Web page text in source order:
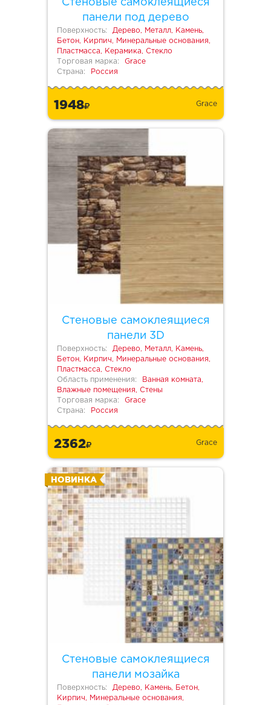
Стеновые самоклеящиеся
панели под дерево
Поверхность:
Дерево, Металл, Камень,
Бетон, Кирпич, Минеральные основания,
Пластмасса, Керамика, Стекло
Торговая марка:
Grace
Страна:
Россия
1948 Grace
Стеновые самоклеящиеся
панели 3D
Поверхность:
Дерево, Металл, Камень,
Бетон, Кирпич, Минеральные основания,
Пластмасса, Стекло
Область применения:
Ванная комната,
Влажные помещения, Стены
Торговая марка:
Grace
Страна:
Россия
2362 Grace
Стеновые самоклеящиеся
панели мозайка
НОВИНКА
Поверхность:
Дерево, Камень, Бетон,
Кирпич, Минеральные основания,